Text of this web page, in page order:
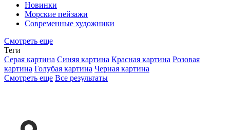
Новинки
Морские пейзажи
Современные художники
Смотреть еще
Теги
Серая картина Синяя картина Красная картина Розовая
картина Голубая картина Черная картина
Смотреть еще Все результаты